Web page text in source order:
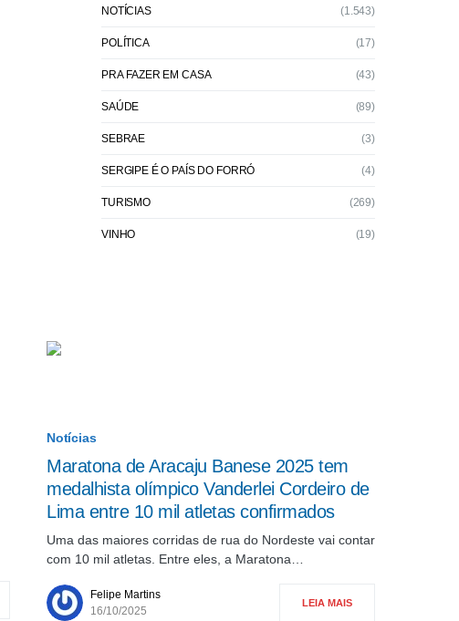
NOTÍCIAS (1.543)
POLÍTICA (17)
PRA FAZER EM CASA (43)
SAÚDE (89)
SEBRAE (3)
SERGIPE É O PAÍS DO FORRÓ (4)
TURISMO (269)
VINHO (19)
Notícias
Maratona de Aracaju Banese 2025 tem
medalhista olímpico Vanderlei Cordeiro de
Lima entre 10 mil atletas confirmados
Uma das maiores corridas de rua do Nordeste vai contar
com 10 mil atletas. Entre eles, a Maratona…
Felipe Martins
16/10/2025
LEIA MAIS